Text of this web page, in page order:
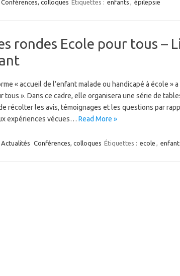
Conférences, colloques Étiquettes : enfants , épilepsie
rondes Ecole pour tous –
« accueil de l’enfant malade ou handicapé à école »
tous ». Dans ce cadre, elle organisera une série de
récolter les avis, témoignages et les questions par
expériences vécues… Read More »
Actualités Conférences, colloques Étiquettes : ecole ,